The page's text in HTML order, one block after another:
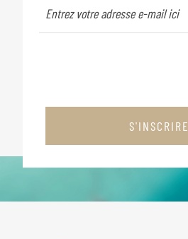
S'INSCRIRE